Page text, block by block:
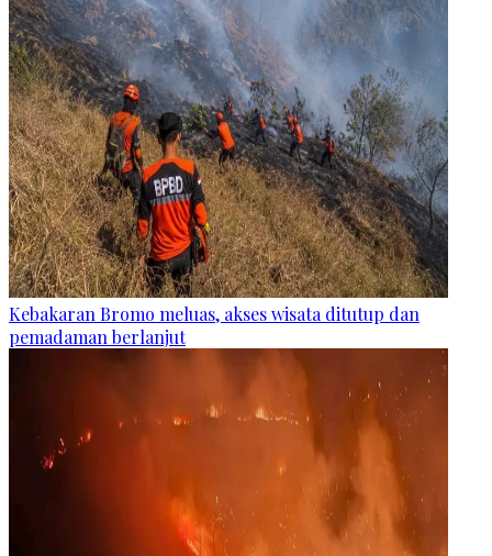
Kebakaran Bromo meluas, akses wisata ditutup dan
pemadaman berlanjut